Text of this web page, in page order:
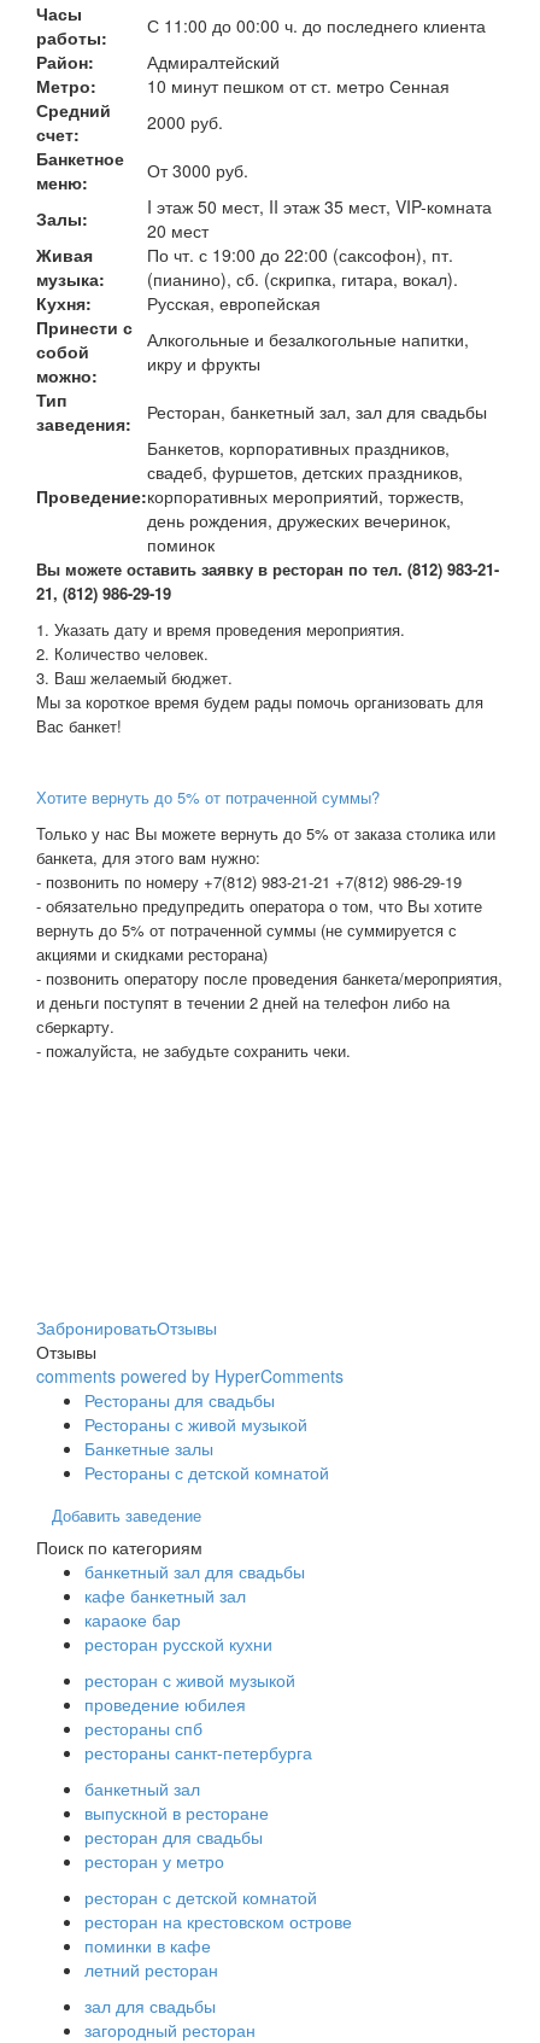
Часы
работы:
С 11:00 до 00:00 ч. до последнего клиента
Район:
Адмиралтейский
Метро:
10 минут пешком от ст. метро Сенная
Средний
счет:
2000 руб.
Банкетное
меню:
От 3000 руб.
Залы:
I этаж 50 мест, II этаж 35 мест, VIP-комната
20 мест
Живая
музыка:
По чт. с 19:00 до 22:00 (саксофон), пт.
(пианино), сб. (скрипка, гитара, вокал).
Кухня:
Русская, европейская
Принести с
собой
можно:
Алкогольные и безалкогольные напитки,
икру и фрукты
Тип
заведения:
Ресторан, банкетный зал, зал для свадьбы
Проведение:
Банкетов, корпоративных праздников,
свадеб, фуршетов, детских праздников,
корпоративных мероприятий, торжеств,
день рождения, дружеских вечеринок,
поминок
Вы можете оставить заявку в ресторан по тел. (812) 983-21-
21, (812) 986-29-19
1. Указать дату и время проведения мероприятия.
2. Количество человек.
3. Ваш желаемый бюджет.
Мы за короткое время будем рады помочь организовать для
Вас банкет!
Хотите вернуть до 5% от потраченной суммы?
Только у нас Вы можете вернуть до 5% от заказа столика или
банкета, для этого вам нужно:
- позвонить по номеру +7(812) 983-21-21 +7(812) 986-29-19
- обязательно предупредить оператора о том, что Вы хотите
вернуть до 5% от потраченной суммы (не суммируется с
акциями и скидками ресторана)
- позвонить оператору после проведения банкета/мероприятия,
и деньги поступят в течении 2 дней на телефон либо на
сберкарту.
- пожалуйста, не забудьте сохранить чеки.
ЗабронироватьОтзывы
Отзывы
comments powered by HyperComments
Рестораны для свадьбы
Рестораны с живой музыкой
Банкетные залы
Рестораны с детской комнатой
Добавить заведение
Поиск по категориям
банкетный зал для свадьбы
кафе банкетный зал
караоке бар
ресторан русской кухни
ресторан с живой музыкой
проведение юбилея
рестораны спб
рестораны санкт-петербурга
банкетный зал
выпускной в ресторане
ресторан для свадьбы
ресторан у метро
ресторан с детской комнатой
ресторан на крестовском острове
поминки в кафе
летний ресторан
зал для свадьбы
загородный ресторан